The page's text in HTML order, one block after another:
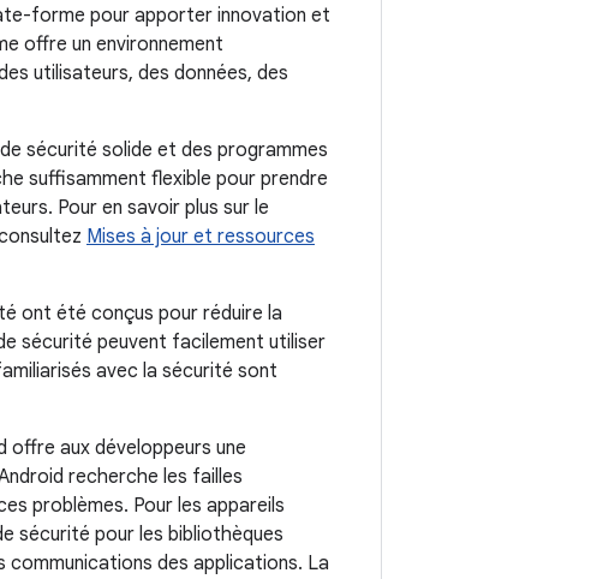
forme pour apporter innovation et
offre un environnement
utilisateurs, des données, des
sécurité solide et des programmes
suffisamment flexible pour prendre
Pour en savoir plus sur le
Mises à jour et ressources
ont été conçus pour réduire la
sécurité peuvent facilement utiliser
avec la sécurité sont
offre aux développeurs une
recherche les failles
problèmes. Pour les appareils
sécurité pour les bibliothèques
communications des applications. La